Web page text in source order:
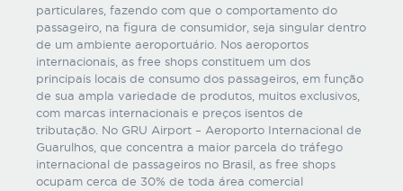
particulares, fazendo com que o comportamento do
passageiro, na figura de consumidor, seja singular dentro
de um ambiente aeroportuário. Nos aeroportos
internacionais, as free shops constituem um dos
principais locais de consumo dos passageiros, em função
de sua ampla variedade de produtos, muitos exclusivos,
com marcas internacionais e preços isentos de
tributação. No GRU Airport – Aeroporto Internacional de
Guarulhos, que concentra a maior parcela do tráfego
internacional de passageiros no Brasil, as free shops
ocupam cerca de 30% de toda área comercial